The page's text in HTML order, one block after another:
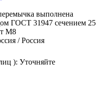
выполнена
ГОСТ 31947 сечением 25
М8
/ Россия
): Уточняйте